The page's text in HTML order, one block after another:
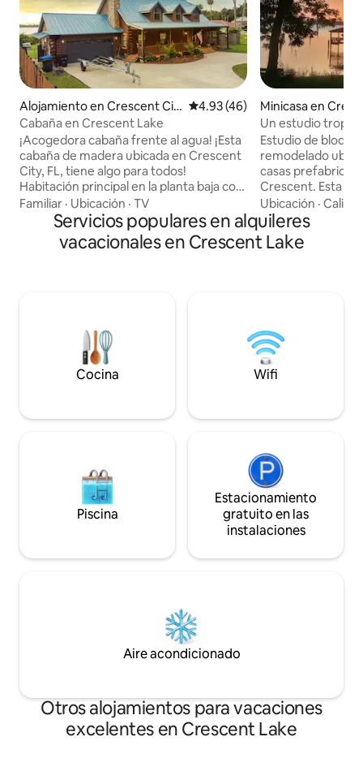
Alojamiento en Crescent Cit
y
Calificación promedio: 4.93 de
4.93 (46)
Cabaña en Crescent Lake
¡Acogedora cabaña frente al agua! ¡Esta
cabaña de madera ubicada en Crescent
City, FL, tiene algo para todos!
Habitación principal en la planta baja con
cama tamaño king, 2 habitaciones
extragrandes en la planta alta con cama
tamaño king, cama tamaño queen, cama
matrimonial y 3 camas individuales
propiedad 1 cámara ubicada en la
entrada 1 timbre Ring en la puerta
principal. LA CHIMENEA NO ESTÁ
Familiar · Ubicación · TV
Minicasa en
Un estudio
costera
Estudio de
remodelado
casas
Crescent. Esta exuberante casa tropical
y su barrio tienen
Florida. El interior incluye muebles
nuevos y
Un refugio
junto al fuego. A
tiendas de
el centro de la
Ubicación ·
Servicios populares en alquileres
vacacionales en Crescent Lake
Cocina Wifi
Piscina
Estacionamiento
gratuito en las
instalaciones
Aire acondicionado
Otros alojamientos para vacaciones
excelentes en Crescent Lake